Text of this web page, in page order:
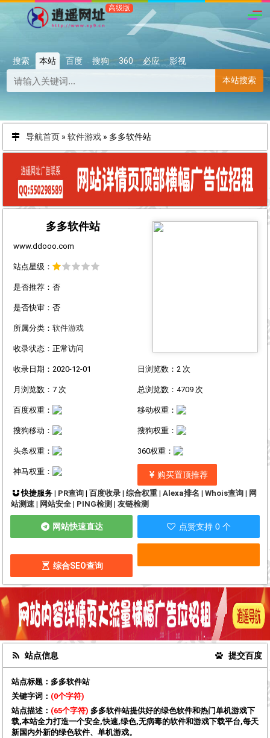
搜索 本站 百度 搜狗 360 必应
影视
本站搜索
导航首页 » 软件游戏 » 多多软件站
多多软件站
www.ddooo.com
站点星级：
是否推荐：否
是否快审：否
所属分类： 软件游戏
收录状态：正常访问
收录日期：2020-12-01 日浏览数：2 次
月浏览数：7 次 总浏览数：4709 次
百度权重： 移动权重：
搜狗移动： 搜狗权重：
头条权重： 360权重：
神马权重： 购买置顶推荐
快捷服务 | PR查询| 百度收录| 综合权重| Alexa排名 | Whois查询| 网
站测速 | 网站安全 | PING检测 | 友链检测
网站快速直达 点赞支持 0 个
综合SEO查询
站点信息 提交百度
站点标题： 多多软件站
关键字词： (0个字符)
站点描述： (65个字符) 多多软件站提供好的绿色软件和热门单机游戏下
载,本站全力打造一个安全,快速,绿色,无病毒的软件和游戏下载平台,每天
新国内外新的绿色软件、单机游戏。